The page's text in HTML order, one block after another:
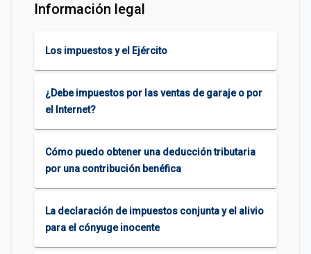
Información legal
Los impuestos y el Ejército
¿Debe impuestos por las ventas de garaje o por
el Internet?
Cómo puedo obtener una deducción tributaria
por una contribución benéfica
La declaración de impuestos conjunta y el alivio
para el cónyuge inocente